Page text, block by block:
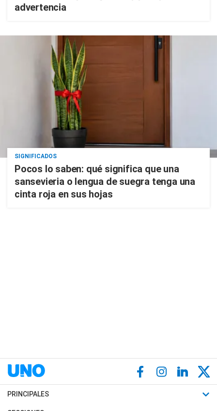
advertencia
SIGNIFICADOS
Pocos lo saben: qué significa que una
sansevieria o lengua de suegra tenga una
cinta roja en sus hojas
PRINCIPALES